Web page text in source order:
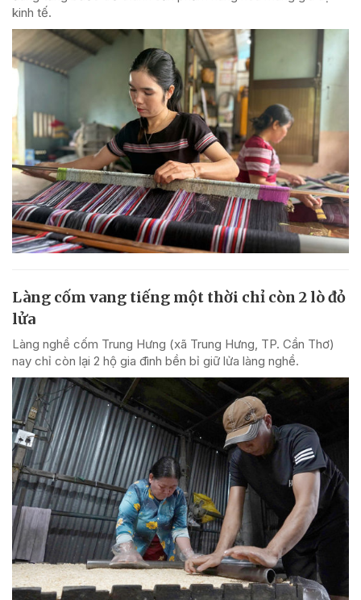
kinh tế.
Làng cốm vang tiếng một thời chỉ còn 2 lò đỏ
lửa
Làng nghề cốm Trung Hưng (xã Trung Hưng, TP. Cần Thơ)
nay chỉ còn lại 2 hộ gia đình bền bỉ giữ lửa làng nghề.